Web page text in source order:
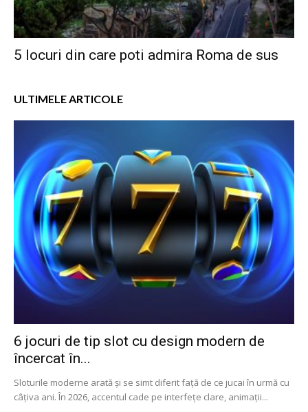
5 locuri din care poti admira Roma de sus
ULTIMELE ARTICOLE
6 jocuri de tip slot cu design modern de
încercat în...
Sloturile moderne arată și se simt diferit față de ce jucai în urmă cu
câțiva ani. În 2026, accentul cade pe interfețe clare, animații...